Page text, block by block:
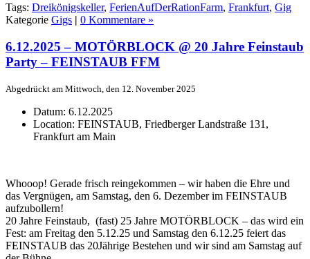
Tags: Dreikönigskeller, FerienAufDerRationFarm, Frankfurt, Gig
Kategorie Gigs | 0 Kommentare »
6.12.2025 – MOTÖRBLOCK @ 20 Jahre Feinstaub
Party – FEINSTAUB FFM
Abgedrückt am Mittwoch, den 12. November 2025
Datum: 6.12.2025
Location: FEINSTAUB, Friedberger Landstraße 131,
Frankfurt am Main
Whooop! Gerade frisch reingekommen – wir haben die Ehre und
das Vergnügen, am Samstag, den 6. Dezember im FEINSTAUB
aufzubollern!
20 Jahre Feinstaub, (fast) 25 Jahre MOTÖRBLOCK – das wird ein
Fest: am Freitag den 5.12.25 und Samstag den 6.12.25 feiert das
FEINSTAUB das 20Jährige Bestehen und wir sind am Samstag auf